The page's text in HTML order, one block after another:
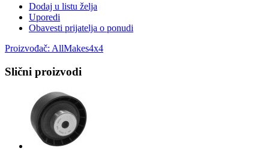
Dodaj u listu želja
Uporedi
Obavesti prijatelja o ponudi
Proizvođač: AllMakes4x4
Slični proizvodi